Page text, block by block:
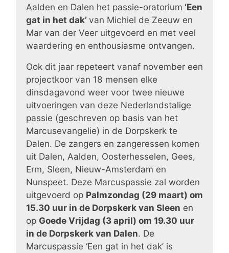
Aalden en Dalen het passie-oratorium ‘Een
gat in het dak’ van Michiel de Zeeuw en
Mar van der Veer uitgevoerd en met veel
waardering en enthousiasme ontvangen.
Ook dit jaar repeteert vanaf november een
projectkoor van 18 mensen elke
dinsdagavond weer voor twee nieuwe
uitvoeringen van deze Nederlandstalige
passie (geschreven op basis van het
Marcusevangelie) in de Dorpskerk te
Dalen. De zangers en zangeressen komen
uit Dalen, Aalden, Oosterhesselen, Gees,
Erm, Sleen, Nieuw-Amsterdam en
Nunspeet. Deze Marcuspassie zal worden
uitgevoerd op Palmzondag (29 maart) om
15.30 uur in de Dorpskerk van Sleen en
op Goede Vrijdag (3 april) om 19.30 uur
in de Dorpskerk van Dalen. De
Marcuspassie ‘Een gat in het dak’ is